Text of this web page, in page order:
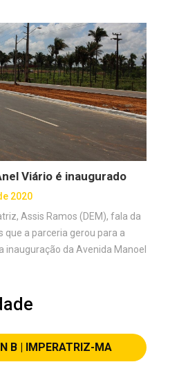
Viário é inaugurado
2020
Assis Ramos (DEM), fala da
que a parceria gerou para a
inauguração da Avenida Manoel
B | IMPERATRIZ-MA